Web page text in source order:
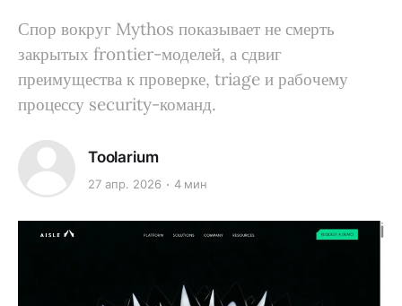
Спор вокруг Mythos показывает не смерть
закрытых frontier-моделей, а сдвиг
преимущества к проверке, triage и рабочему
процессу security-команд.
Toolarium
27 апр. 2026 4 мин